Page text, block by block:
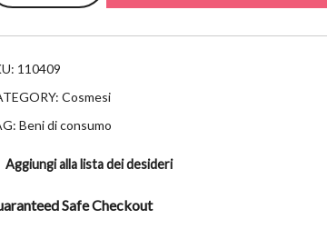
fx
moisturizer
110409
Cosmesi
Beni di consumo
Aggiungi alla lista dei desideri
Safe Checkout